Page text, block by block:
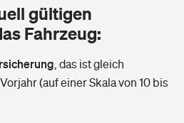
finden
gültigen
Fahrzeug:
das ist gleich
(auf einer Skala von 10 bis